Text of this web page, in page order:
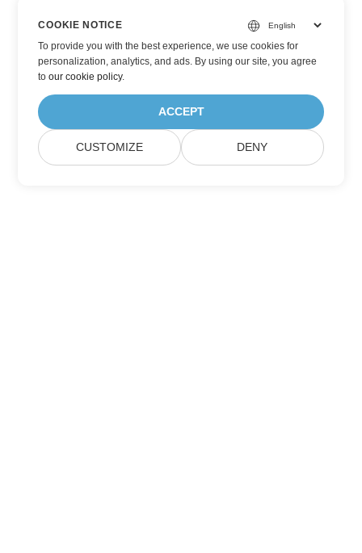
COOKIE NOTICE
To provide you with the best experience, we use cookies for
personalization, analytics, and ads. By using our site, you agree
toour cookie policy.
ACCEPT
CUSTOMIZE DENY